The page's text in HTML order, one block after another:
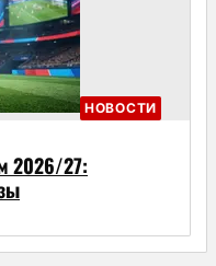
НОВОСТИ
2026/27: